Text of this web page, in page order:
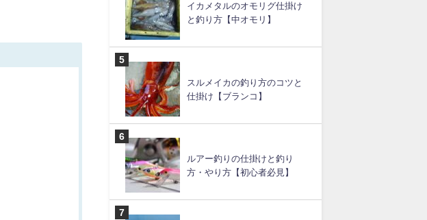
イカメタルのオモリグ仕掛け
と釣り方【中オモリ】
スルメイカの釣り方のコツと
仕掛け【ブランコ】
ルアー釣りの仕掛けと釣り
方・やり方【初心者必見】